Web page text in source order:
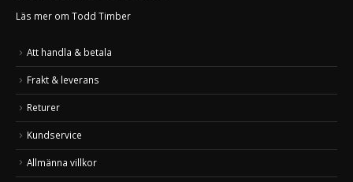
Läs mer om Todd Timber
Att handla & betala
Frakt & leverans
Returer
Kundservice
Allmänna villkor